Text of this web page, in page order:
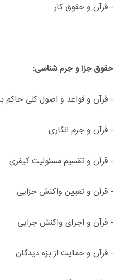
- قرآن و حقوق کار
حقوق جزا و جرم شناسی:
- قرآن و قواعد و اصول کلی حاکم
- قرآن و جرم انگاری
- قرآن و تقسیم مسئولیت کیفری
- قرآن و تعیین واکنش جزایی
- قرآن و اجرای واکنش جزایی
- قرآن و حمایت از بزه دیدگان